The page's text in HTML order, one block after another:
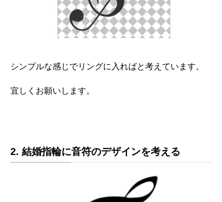
シンプルな感じでリングに入ればと考えています。
宜しくお願いします。
2. 結婚指輪に音符のデザインを考える